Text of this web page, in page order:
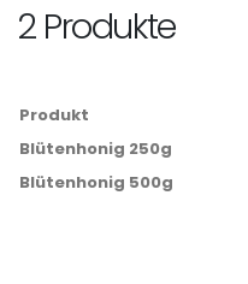
2 Produkte
Produkt
Blütenhonig 250g
Blütenhonig 500g